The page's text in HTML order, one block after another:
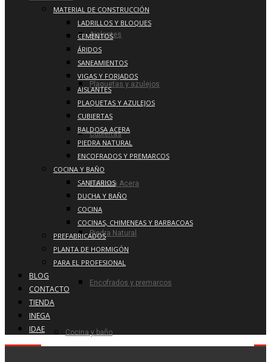
Aislantes
Plaquetas y azulejos
Cubiertas
Baldosa Acera
Piedra Natural
Encofrados y premarcos
Cocina y baño
MATERIAL DE CONSTRUCCIÓN
LADRILLOS Y BLOQUES
CEMENTOS
ÁRIDOS
SANEAMIENTOS
VIGAS Y FORJADOS
AISLANTES
PLAQUETAS Y AZULEJOS
CUBIERTAS
BALDOSA ACERA
PIEDRA NATURAL
ENCOFRADOS Y PREMARCOS
COCINA Y BAÑO
SANITARIOS
DUCHA Y BAÑO
COCINA
COCINAS, CHIMENEAS Y BARBACOAS
PREFABRICADOS
PLANTA DE HORMIGÓN
PARA EL PROFESIONAL
BLOG
CONTACTO
TIENDA
INEGA
IDAE